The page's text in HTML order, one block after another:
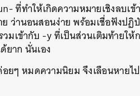
ที่ทำให้เกิดความหมายเชิงลบเ
ว่านอนสอนง่าย พร้อมเชื่อฟังป
มเข้ากับ -y ที่เป็นส่วนเติมท้ายใ
ยาก นั่นเอง
ยๆ หมดความนิยม จึงเลือนหายไ